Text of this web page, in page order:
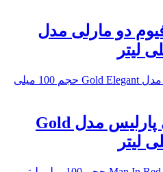
دو مارلی مدل
ادو تویلت مردانه جی پارلیس مدل Gold